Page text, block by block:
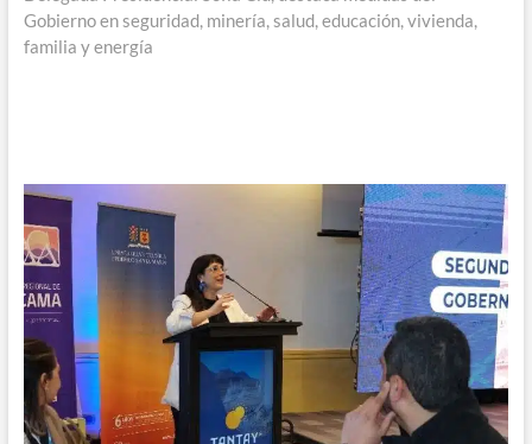
Gobierno en seguridad, minería, salud, educación, vivienda,
familia y energía